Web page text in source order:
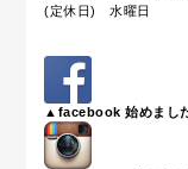
(定休日) 水曜日
▲facebook 始めまし